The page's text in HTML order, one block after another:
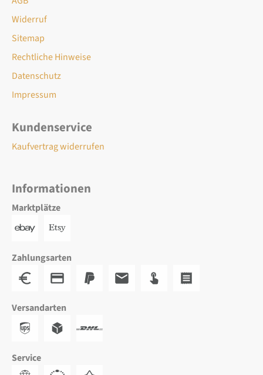
Widerruf
Sitemap
Rechtliche Hinweise
Datenschutz
Impressum
Kundenservice
Kaufvertrag widerrufen
Informationen
Marktplätze
Zahlungsarten
Versandarten
Service